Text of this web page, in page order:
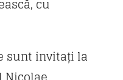
cu
sunt invitați la